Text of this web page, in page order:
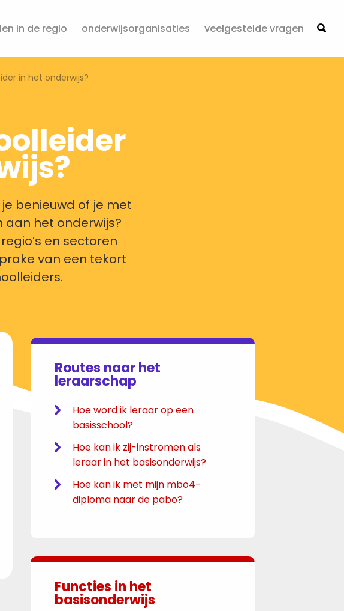
in de regio onderwijsorganisaties veelgestelde vragen
in het onderwijs?
benieuwd of je met
aan het onderwijs?
en sectoren
van een tekort
Routes naar het
leraarschap
Hoe word ik leraar op een
basisschool?
Hoe kan ik zij-instromen als
leraar in het basisonderwijs?
Hoe kan ik met mijn mbo4-
diploma naar de pabo?
Functies in het
basisonderwijs